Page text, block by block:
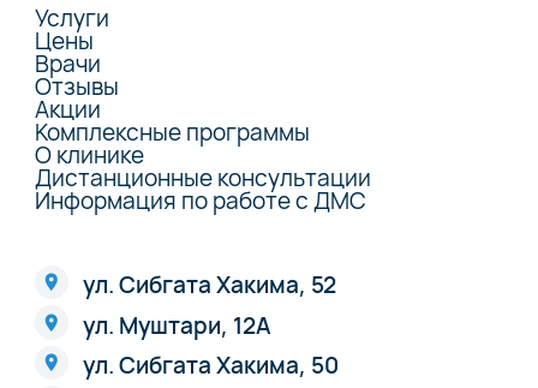
Услуги
Цены
Врачи
Отзывы
Акции
Комплексные программы
О клинике
Дистанционные консультации
Информация по работе с ДМС
ул. Сибгата Хакима, 52
ул. Муштари, 12А
ул. Сибгата Хакима, 50